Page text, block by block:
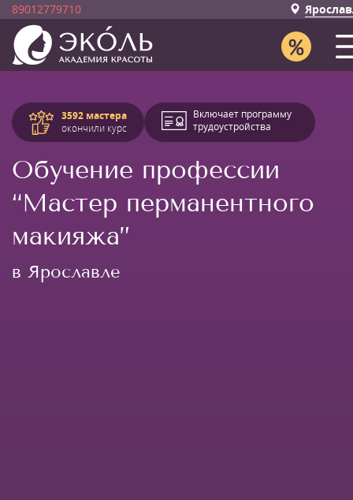
89012779710
3592 мастера
окончили курс
Включает программу
трудоустройства
Обучение профессии
“Мастер перманентного
макияжа”
в Ярославле